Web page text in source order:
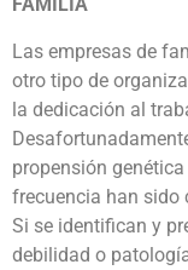
FAMILIA
Las empresas de
otro tipo de
la dedicación al
propensión
frecuencia han sido
Si se identifican y
debilidad o